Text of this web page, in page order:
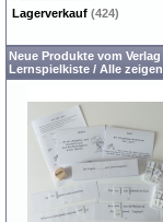
Lagerverkauf (424)
Neue Produkte vom Verlag
Lernspielkiste / Alle zeigen